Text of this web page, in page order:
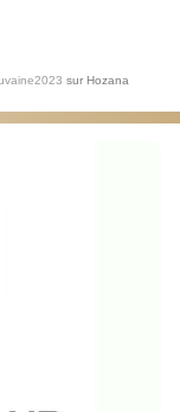
sur Hozana